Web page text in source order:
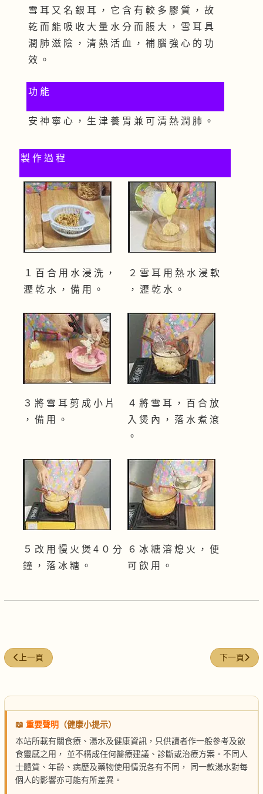
雪 耳 又 名 銀 耳 ， 它 含 有 較 多 膠 質 ， 故
乾 而 能 吸 收 大 量 水 分 而 脹 大 ， 雪 耳 具
潤 肺 滋 陰 ， 清 熱 活 血 ， 補 腦 強 心 的 功
效 。
功 能
安 神 寧 心 ， 生 津 養 胃 兼 可 清 熱 潤 肺 。
製 作 過 程
１ 百 合 用 水 浸 洗 ，
瀝 乾 水 ， 備 用 。
２ 雪 耳 用 熱 水 浸 軟
， 瀝 乾 水 。
３ 將 雪 耳 剪 成 小 片
， 備 用 。
４ 將 雪 耳 ， 百 合 放
入 煲 內 ， 落 水 煮 滾
。
５ 改 用 慢 火 煲 4 ０ 分
鐘 ， 落 冰 糖 。
６ 冰 糖 溶 熄 火 ， 便
可 飲 用 。
上一篇文章: 清熱五花茶
上一頁 下一篇文章
下一頁
📖 重要聲明
（健康小提示）
本站所載有關食療、湯水及健康資訊，只供讀者作一般參考及飲
食靈感之用， 並不構成任何醫療建議、診斷或治療方案。不同人
士體質、年齡、病歷及藥物使用情況各有不同， 同一款湯水對每
個人的影響亦可能有所差異。